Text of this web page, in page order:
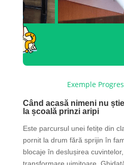
Exemple Progres
Când acasă nimeni nu
la școală prinzi aripi
Este parcursul unei fetițe din
pornit la drum fără sprijin în
blocaje în deslușirea